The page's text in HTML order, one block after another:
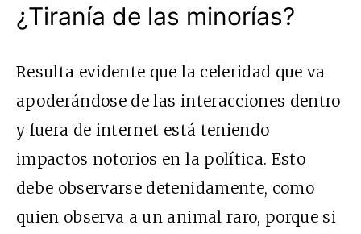
¿Tiranía de las minorías?
Resulta evidente que la celeridad que va
apoderándose de las interacciones dentro
y fuera de internet está teniendo
impactos notorios en la política. Esto
debe observarse detenidamente, como
quien observa a un animal raro, porque si